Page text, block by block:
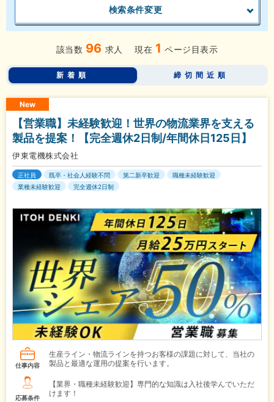
検索条件変更
該当数 96 求人 現在 1 ページ目表示
新着順 締切間近順
New
【営業職】未経験歓迎！世界の物流業界を支える
製品を提案！【完全週休2日制/年間休日125日】
伊東電機株式会社
正社員 既卒・社会人経験不問 第二新卒歓迎
職種未経験歓迎
業種未経験歓迎
完全週休2日制
仕事内容
生産ライン・物流ラインを持つお客様の課題に対して、当社の
製品と最適な運用の提案を行います。
応募条件
【業界・職種未経験歓迎】専門的な知識は入社後学んでいただ
けます！